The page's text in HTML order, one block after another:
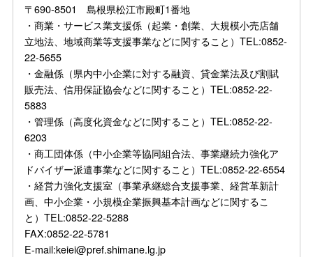
〒690-8501 島根県松江市殿町1番地
・商業・サービス業支援係（起業・創業、大規模小売店舗
立地法、地域商業等支援事業などに関すること）TEL:0852-
22-5655
・金融係（県内中小企業に対する融資、貸金業法及び割賦
販売法、信用保証協会などに関すること）TEL:0852-22-
5883
・管理係（高度化資金などに関すること）TEL:0852-22-
6203
・商工団体係（中小企業等協同組合法、事業継続力強化ア
ドバイザー派遣事業などに関すること）TEL:0852-22-6554
・経営力強化支援室（事業承継総合支援事業、経営革新計
画、中小企業・小規模企業振興基本計画などに関するこ
と）TEL:0852-22-5288
FAX:0852-22-5781
E-mail:keiei@pref.shimane.lg.jp